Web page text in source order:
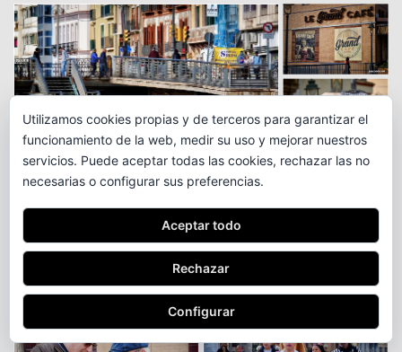
Utilizamos cookies propias y de terceros para garantizar el
funcionamiento de la web, medir su uso y mejorar nuestros
servicios. Puede aceptar todas las cookies, rechazar las no
necesarias o configurar sus preferencias.
Aceptar todo
Rechazar
Configurar